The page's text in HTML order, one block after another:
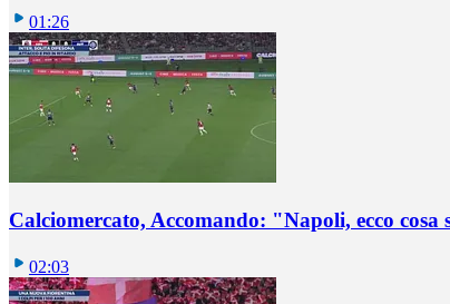
01:26
Calciomercato, Accomando: "Napoli, ecco cosa
02:03